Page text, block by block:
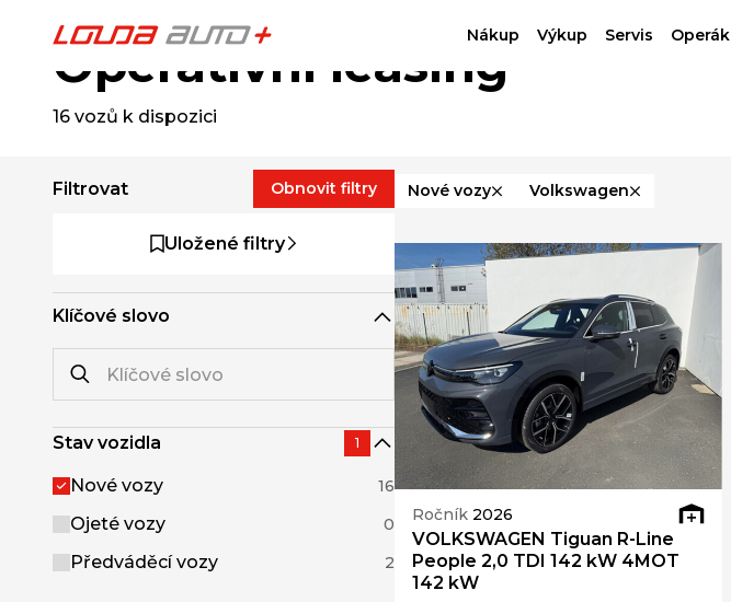
Nákup Výkup Servis Operák
Operativní leasing
16 vozů k dispozici
Filtrovat Obnovit filtry
Uložené filtry
Klíčové slovo
Stav vozidla 1
Nové vozy 16
Ojeté vozy 0
Předváděcí vozy 2
Nové vozy Volkswagen
Ročník 2026
VOLKSWAGEN Tiguan R-Line
People 2,0 TDI 142 kW 4MOT
142 kW